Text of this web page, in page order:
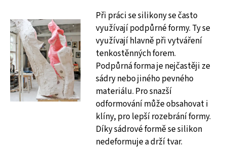
Při práci se silikony se často
využívají podpůrné formy. Ty se
využívají hlavně při vytváření
tenkostěnných forem.
Podpůrná forma je nejčastěji ze
sádry nebo jiného pevného
materiálu. Pro snazší
odformování může obsahovat i
klíny, pro lepší rozebrání formy.
Díky sádrové formě se silikon
nedeformuje a drží tvar.